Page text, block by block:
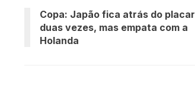
Copa: Japão fica atrás do placar
duas vezes, mas empata com a
Holanda